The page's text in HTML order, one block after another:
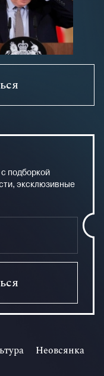
подборкой
эксклюзивные
Неовсянка